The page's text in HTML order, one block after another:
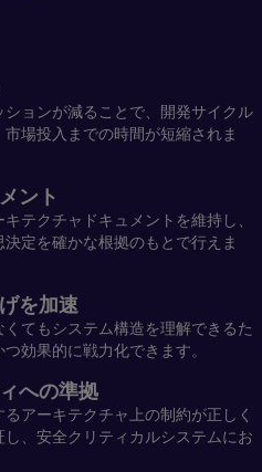
ョンが減ることで、開発サイクル
場投入までの時間が短縮されま
ント
テクチャドキュメントを維持し、
定を確かな根拠のもとで行えま
を加速
てもシステム構造を理解できるた
効果的に戦力化できます。
への準拠
アーキテクチャ上の制約が正しく
、安全クリティカルシステムにお